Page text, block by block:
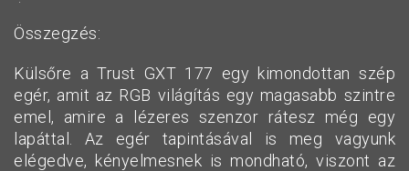
Összegzés:
Külsőre a Trust GXT 177 egy kimondottan szép
egér, amit az RGB világítás egy magasabb szintre
emel, amire a lézeres szenzor rátesz még egy
lapáttal. Az egér tapintásával is meg vagyunk
elégedve, kényelmesnek is mondható, viszont az